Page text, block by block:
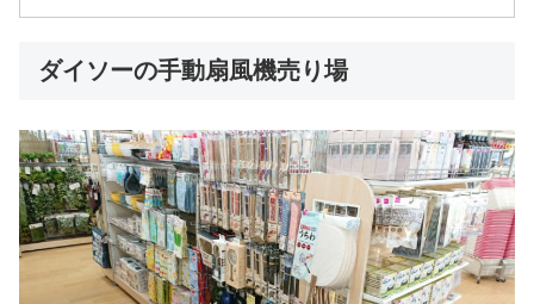
ダイソーの手動扇風機売り場